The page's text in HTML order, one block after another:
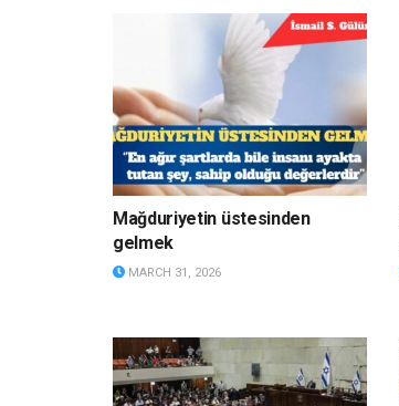
Mağduriyetin üstesinden
gelmek
MARCH 31, 2026